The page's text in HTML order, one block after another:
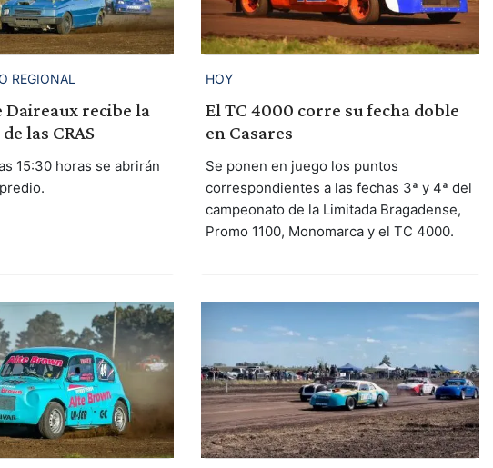
REGIONAL
Daireaux recibe la
las CRAS
15:30 horas se abrirán
HOY
El TC 4000 corre su fecha doble
en Casares
Se ponen en juego los puntos
correspondientes a las fechas 3ª y 4ª del
campeonato de la Limitada Bragadense,
Promo 1100, Monomarca y el TC 4000.